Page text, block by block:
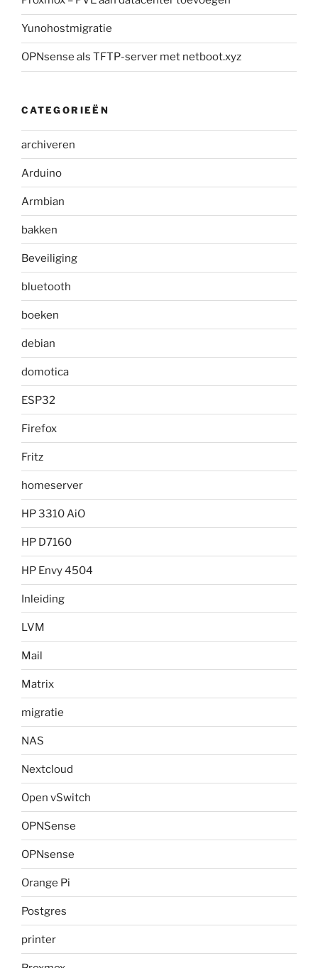
Yunohostmigratie
OPNsense als TFTP-server met netboot.xyz
CATEGORIEËN
archiveren
Arduino
Armbian
bakken
Beveiliging
bluetooth
boeken
debian
domotica
ESP32
Firefox
Fritz
homeserver
HP 3310 AiO
HP D7160
HP Envy 4504
Inleiding
LVM
Mail
Matrix
migratie
NAS
Nextcloud
Open vSwitch
OPNSense
OPNsense
Orange Pi
Postgres
printer